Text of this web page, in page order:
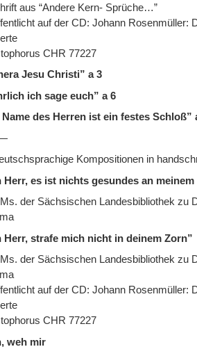
aus “Andere Kern- Sprüche…”
auf der CD: Johann Rosenmüller:
CHR 77227
Jesu Christi” a 3
ich sage euch” a 6
Name des Herren ist ein festes Schloß”
Kompositionen in
Herr, es ist nichts gesundes an meinem
der Sächsischen Landesbibliothek zu
Herr, strafe mich nicht in deinem Zorn”
der Sächsischen Landesbibliothek zu
auf der CD: Johann Rosenmüller:
CHR 77227
weh mir